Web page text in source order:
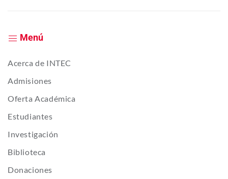
Menú
Acerca de INTEC
Admisiones
Oferta Académica
Estudiantes
Investigación
Biblioteca
Donaciones